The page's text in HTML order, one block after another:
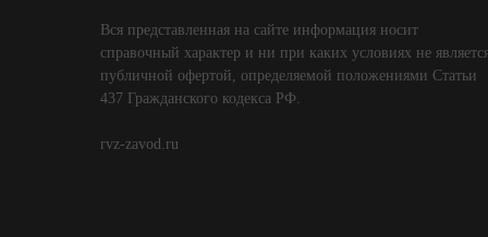
Вся представленная на сайте информация носит
справочный характер и ни при каких условиях не
публичной офертой, определяемой положениями Статьи
437 Гражданского кодекса РФ.
rvz-zavod.ru